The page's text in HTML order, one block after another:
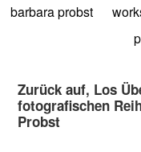
barbara probst
Zurück auf, Los
fotografischen
Probst